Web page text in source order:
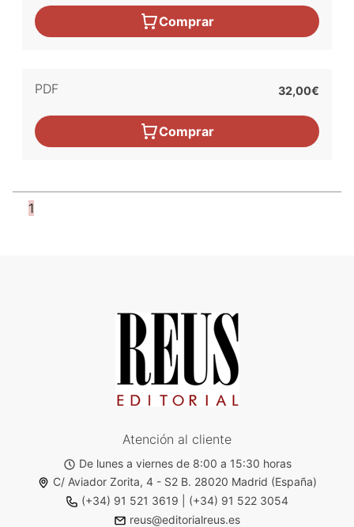
Comprar
PDF 32,00€
Comprar
1
Atención al cliente
De lunes a viernes de 8:00 a 15:30 horas
C/ Aviador Zorita, 4 - S2 B. 28020 Madrid (España)
(+34) 91 521 3619
(+34) 91 522 3054
reus@editorialreus.es